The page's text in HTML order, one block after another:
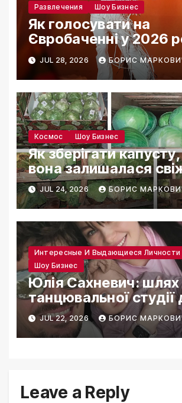
Развлечения Шоу Бизнес
Як голосувати на
Євробаченні у 2026
JUL 28, 2026 БОРИС
Космос Шоу Бизнес
Як зберігати
вона залишалася
місяцями
JUL 24, 2026 БОРИС
Интересные И Выдающиеся Личности
Шоу Бизнес
Юлія Сахневич: шлях
танцювальної студії
зіркового
JUL 22, 2026 БОРИС
Leave a Reply